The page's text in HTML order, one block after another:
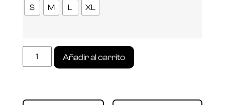
S M L XL
Añadir al carrito